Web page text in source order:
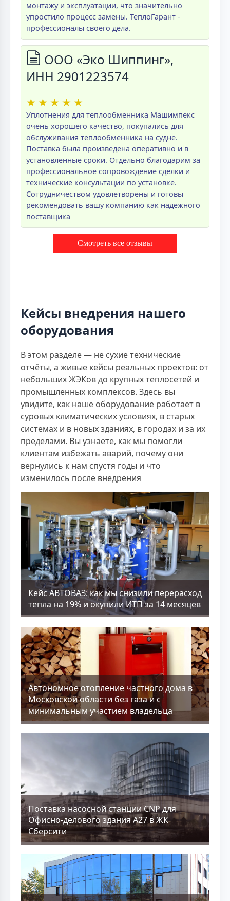
монтажу и эксплуатации, что значительно
упростило процесс замены. ТеплоГарант -
профессионалы своего дела.
ООО «Эко Шиппинг»,
ИНН 2901223574
★ ★ ★ ★ ★
Уплотнения для теплообменника Машимпекс
очень хорошего качество, покупались для
обслуживания теплообменника на судне.
Поставка была произведена оперативно и в
установленные сроки. Отдельно благодарим за
профессиональное сопровождение сделки и
технические консультации по установке.
Сотрудничеством удовлетворены и готовы
рекомендовать вашу компанию как надежного
поставщика
Смотреть все отзывы
Кейсы внедрения нашего
оборудования
В этом разделе — не сухие технические
отчёты, а живые кейсы реальных проектов: от
небольших ЖЭКов до крупных теплосетей и
промышленных комплексов. Здесь вы
увидите, как наше оборудование работает в
суровых климатических условиях, в старых
системах и в новых зданиях, в городах и за их
пределами. Вы узнаете, как мы помогли
клиентам избежать аварий, почему они
вернулись к нам спустя годы и что
изменилось после внедрения
Кейс АВТОВАЗ: как мы снизили перерасход
тепла на 19% и окупили ИТП за 14 месяцев
Aвтономное отопление частного дома в
Московской области без газа и с
минимальным участием владельца
Поставка насосной станции CNP для
Офисно-делового здания А27 в ЖК
Сберсити